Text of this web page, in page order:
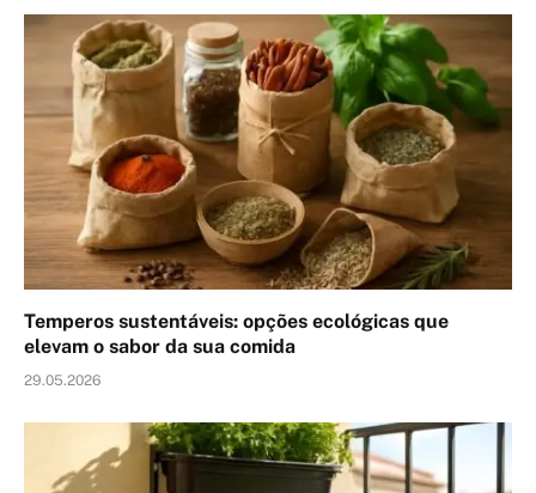
Temperos sustentáveis: opções ecológicas que
elevam o sabor da sua comida
29.05.2026